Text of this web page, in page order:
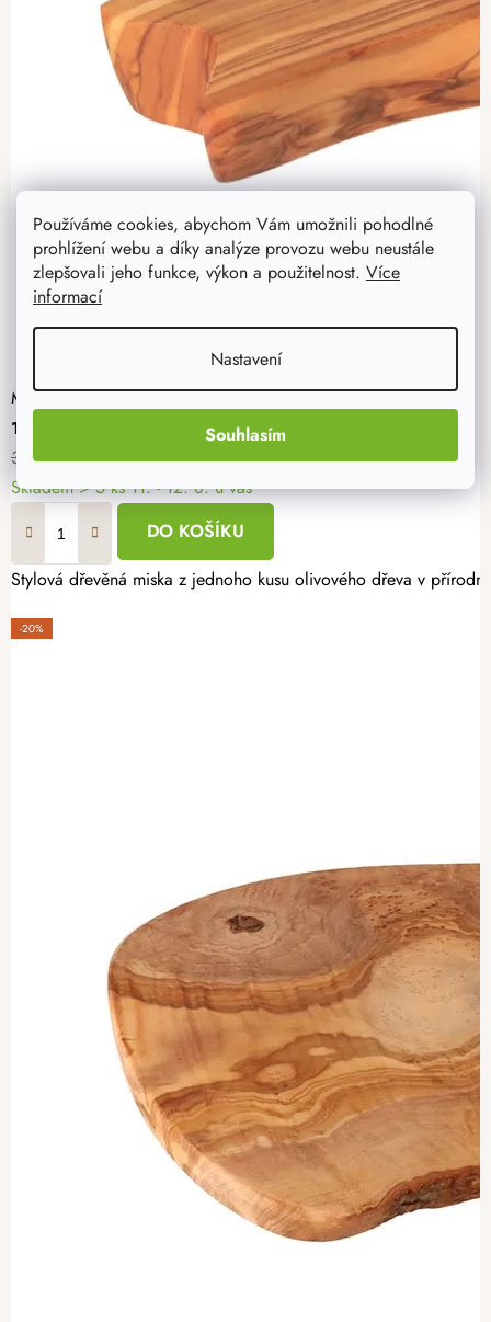
Používáme cookies, abychom Vám umožnili pohodlné
prohlížení webu a díky analýze provozu webu neustále
zlepšovali jeho funkce, výkon a použitelnost. Více
informací
Nastavení
Souhlasím
Miska z olivového dřeva - ryba
197 Kč
329 Kč
Skladem> 5 ks 11. - 12. 8. u vás
DO KOŠÍKU
Stylová dřevěná miska z jednoho kusu olivového dřeva v
-20%